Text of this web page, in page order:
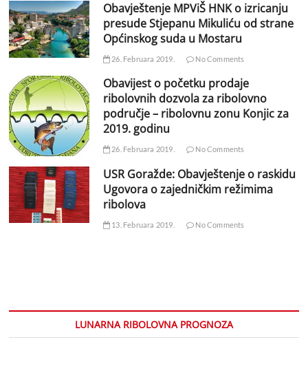
Obavještenje MPViŠ HNK o izricanju
presude Stjepanu Mikuliću od strane
Općinskog suda u Mostaru
26. Februara 2019. No Comments
Obavijest o početku prodaje
ribolovnih dozvola za ribolovno
područje – ribolovnu zonu Konjic za
2019. godinu
26. Februara 2019. No Comments
USR Goražde: Obavještenje o raskidu
Ugovora o zajedničkim režimima
ribolova
13. Februara 2019. No Comments
LUNARNA RIBOLOVNA PROGNOZA